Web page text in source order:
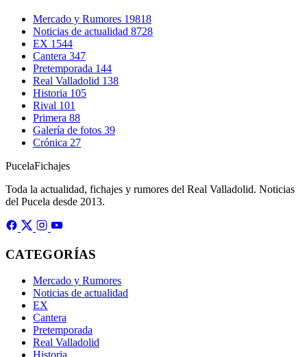
Mercado y Rumores 19818
Noticias de actualidad 8728
EX 1544
Cantera 347
Pretemporada 144
Real Valladolid 138
Historia 105
Rival 101
Primera 88
Galería de fotos 39
Crónica 27
PucelaFichajes
Toda la actualidad, fichajes y rumores del Real Valladolid. Noticias
del Pucela desde 2013.
CATEGORÍAS
Mercado y Rumores
Noticias de actualidad
EX
Cantera
Pretemporada
Real Valladolid